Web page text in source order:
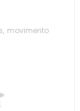
, movimento